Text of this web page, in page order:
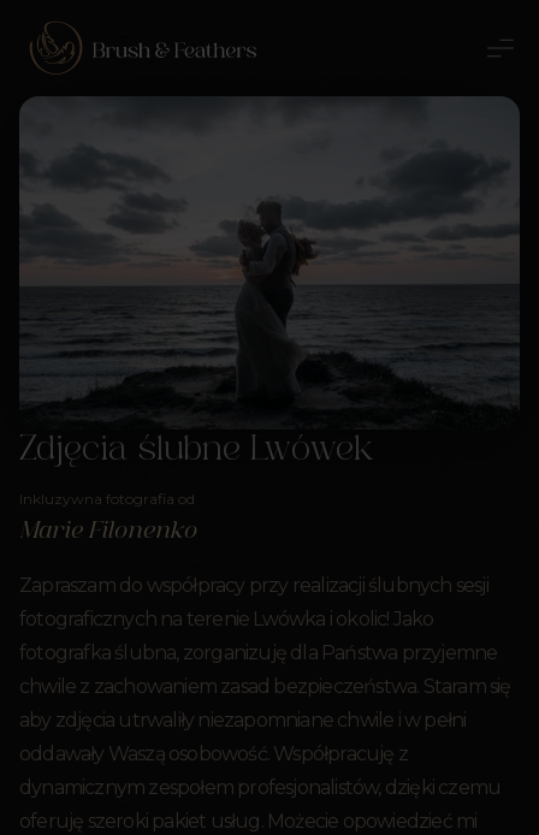
Zdjęcia ślubne Lwówek
Inkluzywna fotografia od
Marie Filonenko
Zapraszam do współpracy przy realizacji ślubnych sesji
fotograficznych na terenie Lwówka i okolic! Jako
fotografka ślubna, zorganizuję dla Państwa przyjemne
chwile z zachowaniem zasad bezpieczeństwa. Staram się
aby zdjęcia utrwaliły niezapomniane chwile i w pełni
oddawały Waszą osobowość. Współpracuję z
dynamicznym zespołem profesjonalistów, dzięki czemu
oferuję szeroki pakiet usług. Możecie opowiedzieć mi